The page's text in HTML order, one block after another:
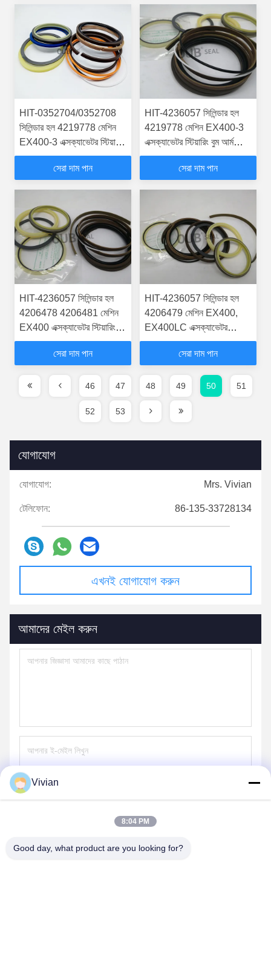
HIT-0352704/0352708
সিলিন্ডার হল 4219778 মেশিন
EX400-3 এক্সক্যাভেটর স্টিয়ারিং
বুম আর্ম বাকার সিল কিটস
হাইড্রোলিক সিলিন্ডার
সেরা দাম পান
HIT-4236057 সিলিন্ডার হল
4219778 মেশিন EX400-3
এক্সক্যাভেটর স্টিয়ারিং বুম আর্ম
বাকার সিল কিটস হাইড্রোলিক
সেরা দাম পান
HIT-4236057 সিলিন্ডার হল
4206478 4206481 মেশিন
EX400 এক্সক্যাভেটর স্টিয়ারিং বুম
আর্ম বাকার সিল কিটস হাইড্রোলিক
সেরা দাম পান
HIT-4236057 সিলিন্ডার হল
4206479 মেশিন EX400,
EX400LC এক্সক্যাভেটর
স্টিয়ারিং বুম আর্ম বাকার সিল কিটস
হাইড্রোলিক সিলিন্ডার
সেরা দাম পান
46 47 48 49 50 51
52 53
যোগাযোগ
যোগাযোগ: Mrs. Vivian
টেলিফোন: 86-135-33728134
এখনই যোগাযোগ করুন
আমাদের মেইল করুন
Vivian
8:04 PM
Good day, what product are you looking for?